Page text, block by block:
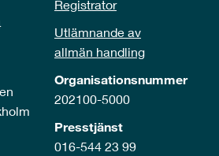
Registrator
Utlämnande av
allmän handling
Organisationsnummer
202100-5000
Presstjänst
016-544 23 99